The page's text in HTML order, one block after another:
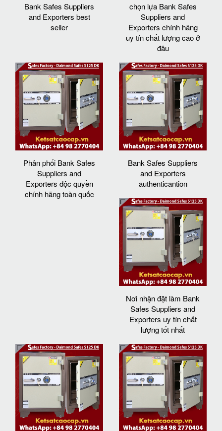
Bank Safes Suppliers
and Exporters best
seller
chọn lựa Bank Safes
Suppliers and
Exporters chính hãng
uy tín chất lượng cao ở
đâu
Phân phối Bank Safes
Suppliers and
Exporters độc quyền
chính hãng toàn quốc
Bank Safes Suppliers
and Exporters
authenticantion
Nơi nhận đặt làm Bank
Safes Suppliers and
Exporters uy tín chất
lượng tốt nhất